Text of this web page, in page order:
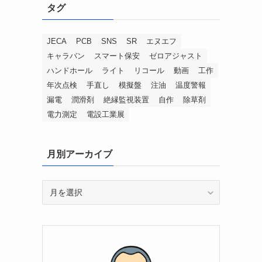
タグ
JECA PCB SNS SR
エヌエフ
キャラバン
スマート保安
ゼロアジャスト
ハンドホール
ライト リコール 動画
工作
年次点検
手直し 模擬盤 注油
温度警報
漏電
潤滑剤 絶縁監視装置 自作
除草剤
電力測定
電設工業展
月別アーカイブ
ー